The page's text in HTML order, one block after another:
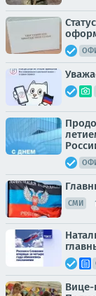
СМИ
Вице-